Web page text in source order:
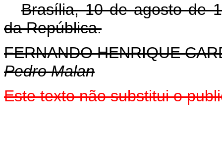
Brasília, 10 de agosto de
da República.
FERNANDO HENRIQUE
Pedro Malan
Este texto não substitui o